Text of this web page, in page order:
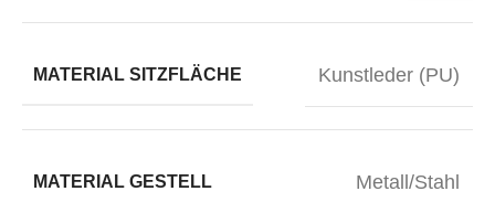
MATERIAL SITZFLÄCHE Kunstleder (PU)
MATERIAL GESTELL Metall/Stahl